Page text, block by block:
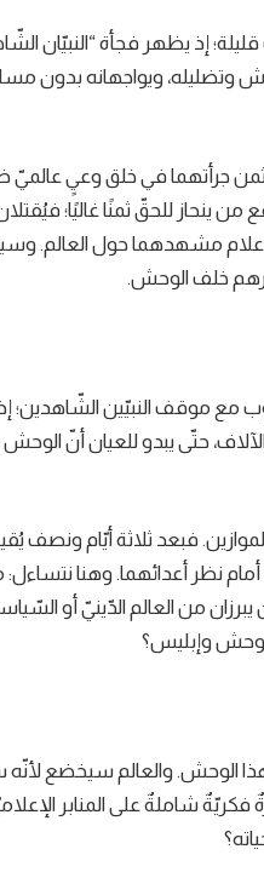
وتضليله، ويواجهانه بدون
ثمن جرأتهما في خلق وعيٍ
من ينحاز للحقّ ثمنًا غاليًا؛
مشهدهما حول العالم.
خلف الوحش.
مع موقف النبيّين
حتّى يبدو للعيان أنّ الوحش قد
الموازين. فبعد ثلاثة أيّام
نظر أعدائهما. وهنا
يبرزان من العالم الدّينيّ أو
وإبليس؟
الوحش. والعالم سيخضع لأنّه
شاملةٌ على المنابر